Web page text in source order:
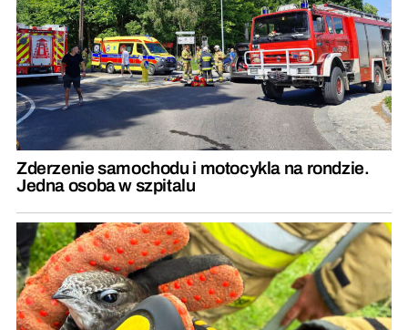
Zderzenie samochodu i motocykla na rondzie.
Jedna osoba w szpitalu